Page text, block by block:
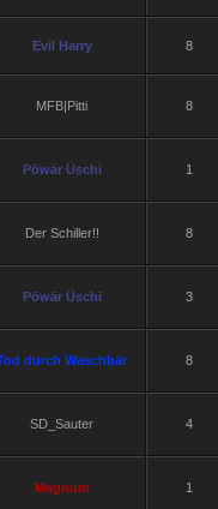
Evil Harry 8
MFB|Pitti 8
Pöwär Üschi 1
Der Schiller!! 8
Pöwär Üschi 3
durch Waschbär 8
SD_Sauter 4
Magnum 1